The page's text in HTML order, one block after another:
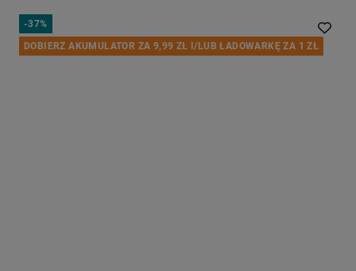
-37%
DOBIERZ AKUMULATOR ZA 9,99 ZŁ I/LUB ŁADOWARKĘ ZA 1 ZŁ